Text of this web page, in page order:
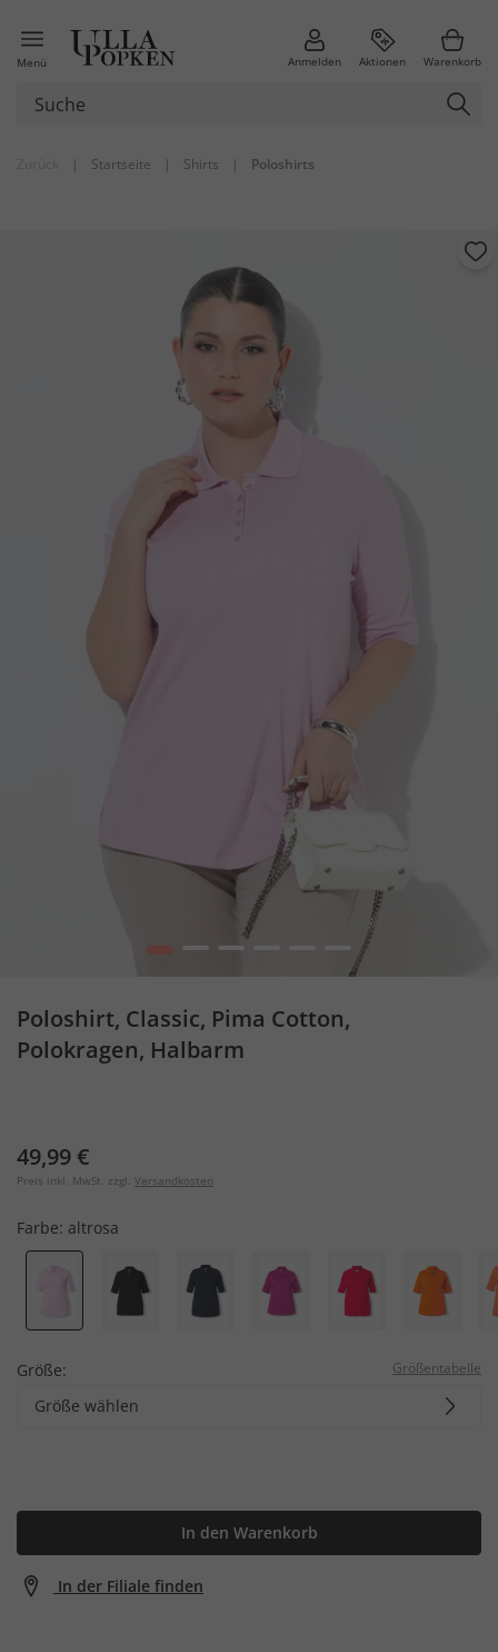
Menü Anmelden Aktionen Warenkorb
| Startseite | Shirts | Poloshirts
2 3
Poloshirt, Classic, Pima Cotton,
Polokragen, Halbarm
49,99 €
Preis inkl. MwSt. zzgl. Versandkosten
Farbe: altrosa
Größe: Größentabelle
Größe wählen
In den Warenkorb
In der Filiale finden